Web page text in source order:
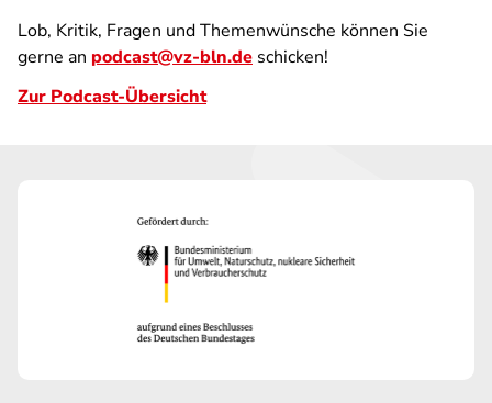
Lob, Kritik, Fragen und Themenwünsche können Sie
gerne an podcast@vz-bln.de schicken!
Zur Podcast-Übersicht